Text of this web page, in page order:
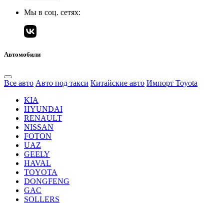
Мы в соц. сетях:
Автомобили
Все авто Авто под такси Китайские авто Импорт Toyota
KIA
HYUNDAI
RENAULT
NISSAN
FOTON
UAZ
GEELY
HAVAL
TOYOTA
DONGFENG
GAC
SOLLERS